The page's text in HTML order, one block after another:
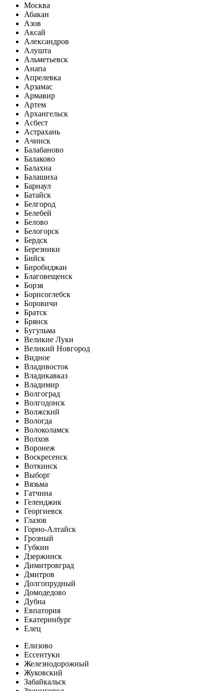
Москва
Абакан
Азов
Аксай
Александров
Алушта
Альметьевск
Анапа
Апрелевка
Арзамас
Армавир
Артем
Архангельск
Асбест
Астрахань
Ачинск
Балабаново
Балаково
Балахна
Балашиха
Барнаул
Батайск
Белгород
Белебей
Белово
Белогорск
Бердск
Березники
Бийск
Биробиджан
Благовещенск
Борзя
Борисоглебск
Боровичи
Братск
Брянск
Бугульма
Великие Луки
Великий Новгород
Видное
Владивосток
Владикавказ
Владимир
Волгоград
Волгодонск
Волжский
Вологда
Волоколамск
Волхов
Воронеж
Воскресенск
Воткинск
Выборг
Вязьма
Гатчина
Геленджик
Георгиевск
Глазов
Горно-Алтайск
Грозный
Губкин
Дзержинск
Димитровград
Дмитров
Долгопрудный
Домодедово
Дубна
Евпатория
Екатеринбург
Елец
Елизово
Ессентуки
Железнодорожный
Жуковский
Забайкальск